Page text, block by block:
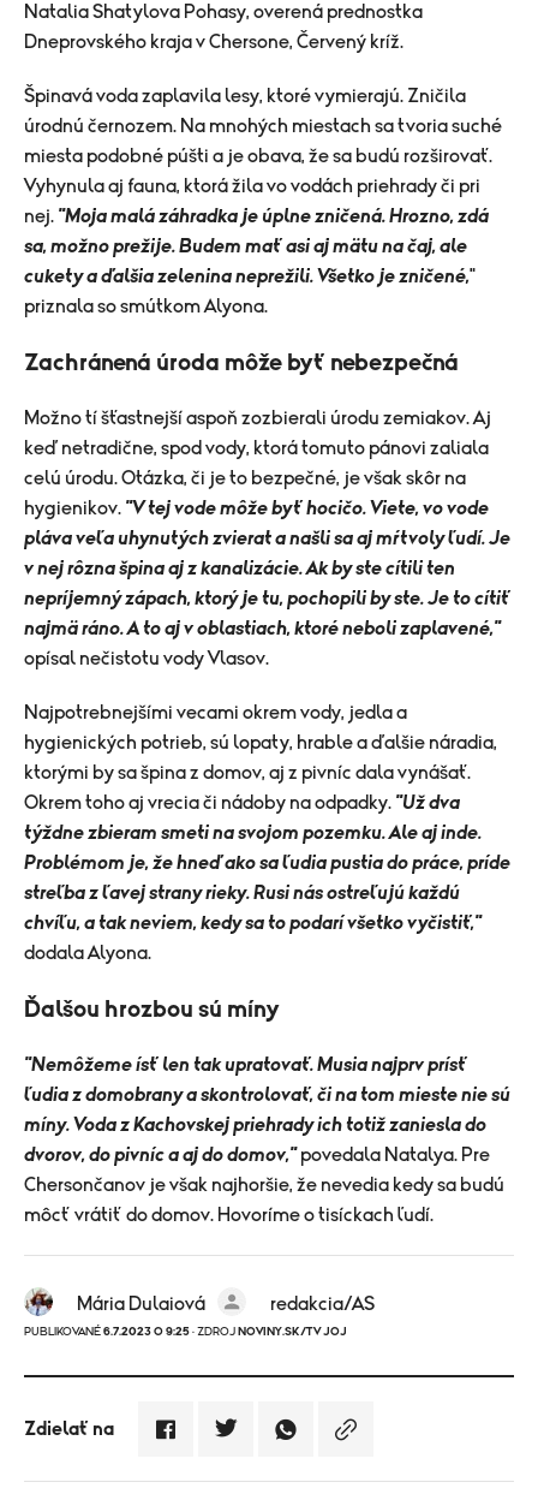
Natalia Shatylova Pohasy, overená prednostka
Dneprovského kraja v Chersone, Červený kríž.
Špinavá voda zaplavila lesy, ktoré vymierajú. Zničila
úrodnú černozem. Na mnohých miestach sa tvoria suché
miesta podobné púšti a je obava, že sa budú rozširovať.
Vyhynula aj fauna, ktorá žila vo vodách priehrady či pri
nej. "Moja malá záhradka je úplne zničená. Hrozno, zdá
sa, možno prežije. Budem mať asi aj mätu na čaj, ale
cukety a ďalšia zelenina neprežili. Všetko je zničené,"
priznala so smútkom Alyona.
Zachránená úroda môže byť nebezpečná
Možno tí šťastnejší aspoň zozbierali úrodu zemiakov. Aj
keď netradične, spod vody, ktorá tomuto pánovi zaliala
celú úrodu. Otázka, či je to bezpečné, je však skôr na
hygienikov. "V tej vode môže byť hocičo. Viete, vo vode
pláva veľa uhynutých zvierat a našli sa aj mŕtvoly ľudí. Je
v nej rôzna špina aj z kanalizácie. Ak by ste cítili ten
nepríjemný zápach, ktorý je tu, pochopili by ste. Je to cítiť
najmä ráno. A to aj v oblastiach, ktoré neboli zaplavené,"
opísal nečistotu vody Vlasov.
Najpotrebnejšími vecami okrem vody, jedla a
hygienických potrieb, sú lopaty, hrable a ďalšie náradia,
ktorými by sa špina z domov, aj z pivníc dala vynášať.
Okrem toho aj vrecia či nádoby na odpadky. "Už dva
týždne zbieram smeti na svojom pozemku. Ale aj inde.
Problémom je, že hneď ako sa ľudia pustia do práce, príde
streľba z ľavej strany rieky. Rusi nás ostreľujú každú
chvíľu, a tak neviem, kedy sa to podarí všetko vyčistiť,"
dodala Alyona.
​Ďalšou hrozbou sú míny
"Nemôžeme ísť len tak upratovať. Musia najprv prísť
ľudia z domobrany a skontrolovať, či na tom mieste nie sú
míny. Voda z Kachovskej priehrady ich totiž zaniesla do
dvorov, do pivníc a aj do domov,"povedala Natalya. Pre
Chersončanov je však najhoršie, že nevedia kedy sa budú
môcť vrátiť do domov. Hovoríme o tisíckach ľudí.
Mária Dulaiová redakcia/AS
PUBLIKOVANÉ 6.7.2023 O 9:25 · ZDROJ NOVINY.SK/TV JOJ
Zdielať na